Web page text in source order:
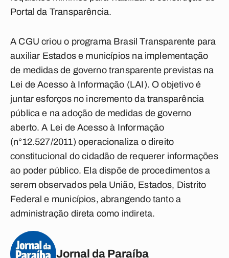
Portal da Transparência.
A CGU criou o programa Brasil Transparente para
auxiliar Estados e municípios na implementação
de medidas de governo transparente previstas na
Lei de Acesso à Informação (LAI). O objetivo é
juntar esforços no incremento da transparência
pública e na adoção de medidas de governo
aberto. A Lei de Acesso à Informação
(n°12.527/2011) operacionaliza o direito
constitucional do cidadão de requerer informações
ao poder público. Ela dispõe de procedimentos a
serem observados pela União, Estados, Distrito
Federal e municípios, abrangendo tanto a
administração direta como indireta.
Jornal da Paraíba